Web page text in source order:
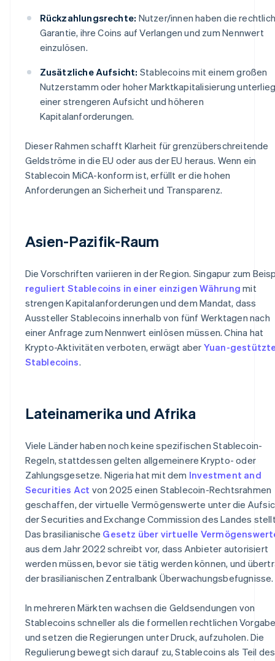
Rückzahlungsrechte: Nutzer/innen haben die
Garantie, ihre Coins auf Verlangen und zum Nennwert
einzulösen.
Zusätzliche Aufsicht: Stablecoins mit einem großen
Nutzerstamm oder hoher Marktkapitalisierung
einer strengeren Aufsicht und höheren
Kapitalanforderungen.
Dieser Rahmen schafft Klarheit für grenzüberschreitende
Geldströme in die EU oder aus der EU heraus. Wenn ein
Stablecoin MiCA-konform ist, erfüllt er die hohen
Anforderungen an Sicherheit und Transparenz.
Asien-Pazifik-Raum
Die Vorschriften variieren in der Region. Singapur zum
reguliert Stablecoins in einer einzigen Währung mit
strengen Kapitalanforderungen und dem Mandat, dass
Aussteller Stablecoins innerhalb von fünf Werktagen nach
einer Anfrage zum Nennwert einlösen müssen. China hat
Krypto-Aktivitäten verboten, erwägt aber Yuan-
Stablecoins.
Lateinamerika und Afrika
Viele Länder haben noch keine spezifischen Stablecoin-
Regeln, stattdessen gelten allgemeinere Krypto- oder
Zahlungsgesetze. Nigeria hat mit dem Investment and
Securities Act von 2025 einen Stablecoin-Rechtsrahmen
geschaffen, der virtuelle Vermögenswerte unter die
der Securities and Exchange Commission des Landes
Das brasilianische Gesetz über virtuelle
aus dem Jahr 2022 schreibt vor, dass Anbieter autorisiert
werden müssen, bevor sie tätig werden können, und
der brasilianischen Zentralbank Überwachungsbefugnisse.
In mehreren Märkten wachsen die Geldsendungen von
Stablecoins schneller als die formellen rechtlichen
und setzen die Regierungen unter Druck, aufzuholen. Die
Regulierung bewegt sich darauf zu, Stablecoins als Teil des